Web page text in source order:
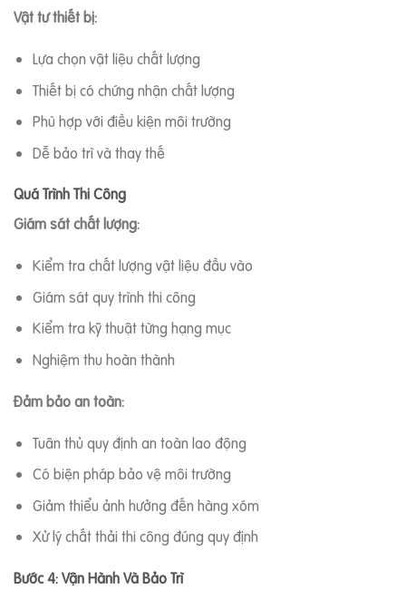
Vật tư thiết bị:
Lựa chọn vật liệu chất lượng
Thiết bị có chứng nhận chất lượng
Phù hợp với điều kiện môi trường
Dễ bảo trì và thay thế
Quá Trình Thi Công
Giám sát chất lượng:
Kiểm tra chất lượng vật liệu đầu vào
Giám sát quy trình thi công
Kiểm tra kỹ thuật từng hạng mục
Nghiệm thu hoàn thành
Đảm bảo an toàn:
Tuân thủ quy định an toàn lao động
Có biện pháp bảo vệ môi trường
Giảm thiểu ảnh hưởng đến hàng xóm
Xử lý chất thải thi công đúng quy định
Bước 4: Vận Hành Và Bảo Trì